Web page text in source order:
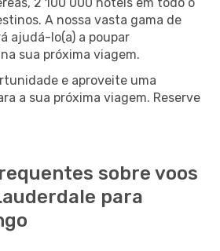
A nossa vasta gama de
ajudá-lo(a) a poupar
sua próxima viagem.
e aproveite uma
a sua próxima viagem. Reserve
sobre voos
para